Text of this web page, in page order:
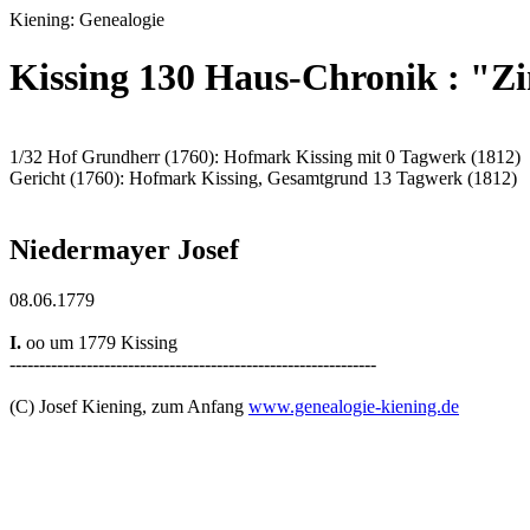
Kiening: Genealogie
Kissing 130 Haus-Chronik :
1/32 Hof Grundherr (1760): Hofmark Kissing mit 0 Tagwerk (1812)
Gericht (1760): Hofmark Kissing, Gesamtgrund 13 Tagwerk (1812)
Niedermayer Josef
08.06.1779
I. oo um 1779 Kissing
--------------------------------------------------------------
(C) Josef Kiening, zum Anfang www.genealogie-kiening.de